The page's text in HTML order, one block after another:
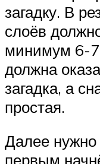
загадку. В
слоёв
минимум 6-
должна
загадка, а
простая.
Далее нужно
первым